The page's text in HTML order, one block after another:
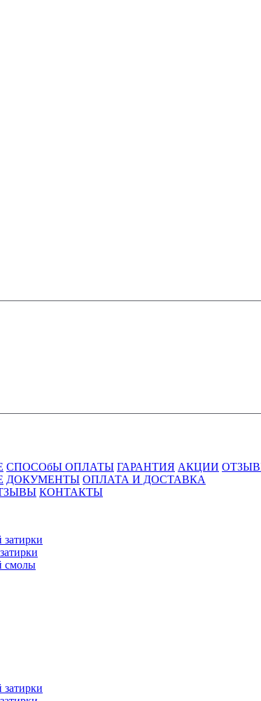
СПОСОбЫ ОПЛАТЫ ГАРАНТИЯ АКЦИИ
ДОКУМЕНТЫ ОПЛАТА И ДОСТАВКА
КОНТАКТЫ
затирки
смолы
затирки